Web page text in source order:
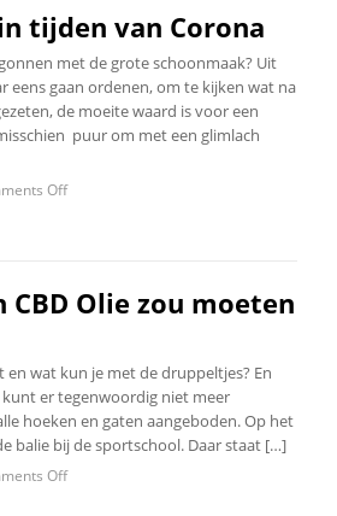
tijden van Corona
met de grote schoonmaak? Uit
eens gaan ordenen, om te kijken wat na
de moeite waard is voor een
puur om met een glimlach
Off
Olie zou moeten
en wat kun je met de druppeltjes? En
kunt er tegenwoordig niet meer
hoeken en gaten aangeboden. Op het
balie bij de sportschool. Daar staat […]
Off